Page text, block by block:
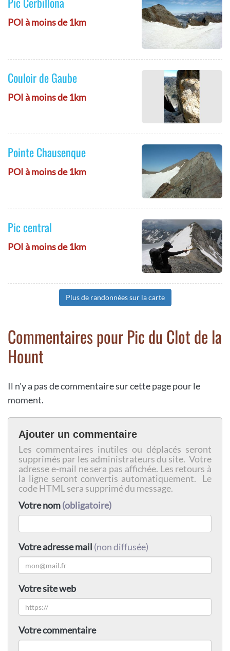
POI à moins de 1km
Couloir de Gaube
POI à moins de 1km
Pointe Chausenque
POI à moins de 1km
Pic central
POI à moins de 1km
Plus de randonnées sur la carte
Commentaires pour Pic du Clot de la
Hount
Il n'y a pas de commentaire sur cette page pour le
moment.
Ajouter un commentaire
Les commentaires inutiles ou déplacés seront
supprimés par les administrateurs du site. Votre
adresse e-mail ne sera pas affichée. Les retours à
la ligne seront convertis automatiquement. Le
code HTML sera supprimé du message.
Votre nom(obligatoire)
Votre adresse mail (non diffusée)
Votre site web
Votre commentaire